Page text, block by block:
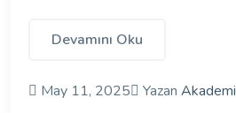
Devamını Oku
May 11, 2025 Yazan Akademi